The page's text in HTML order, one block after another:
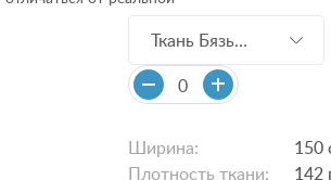
Ткань Бязь
с64шв/с64шв
Ширина:
150
Плотность ткани:
142